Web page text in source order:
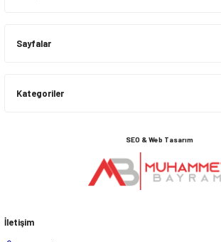
Sayfalar
Kategoriler
SEO & Web Tasarım
İletişim